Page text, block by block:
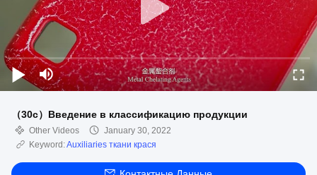
（30с）Введение в классификацию продукции
Other Videos
January 30, 2022
Keyword:Auxiliaries ткани крася